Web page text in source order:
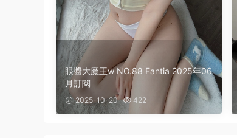
眼醬大魔王w NO.88 Fantia 2025年06
月訂閱
2025-10-20 422